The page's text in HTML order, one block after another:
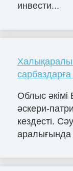
инвести...
сарбаздарға
Облыс
әскери-
кездесті.
аралығында